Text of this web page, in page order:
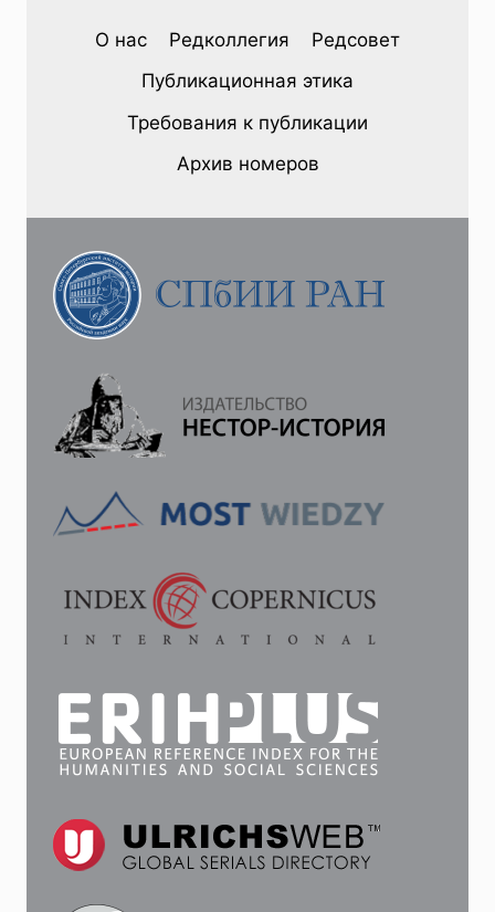
Д.М.ОМЕЛЬЧЕНКО.
«ВЫПОЛНЕННЫЕ
НАЧЕРТАНИЯ
(ГАМБУРГ,
ДОКЛАДОВ
О нас Редколлегия
Редсовет
Публикационная этика
Требования к публикации
Архив номеров